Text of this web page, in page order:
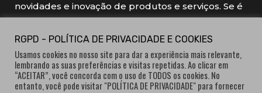
novidades e inovação de produtos e serviços. Se é
e-newvation tem o patrocínio do “Produto do
Ano”, o prémio de inovação atribuído por
consumidores.
RGPD - POLÍTICA DE PRIVACIDADE E COOKIES
Usamos cookies no nosso site para dar a experiência mais relevante,
lembrando as suas preferências e visitas repetidas. Ao clicar em
“ACEITAR”, você concorda com o uso de TODOS os cookies. No
entanto, você pode visitar "POLÍTICA DE PRIVACIDADE" para fornecer